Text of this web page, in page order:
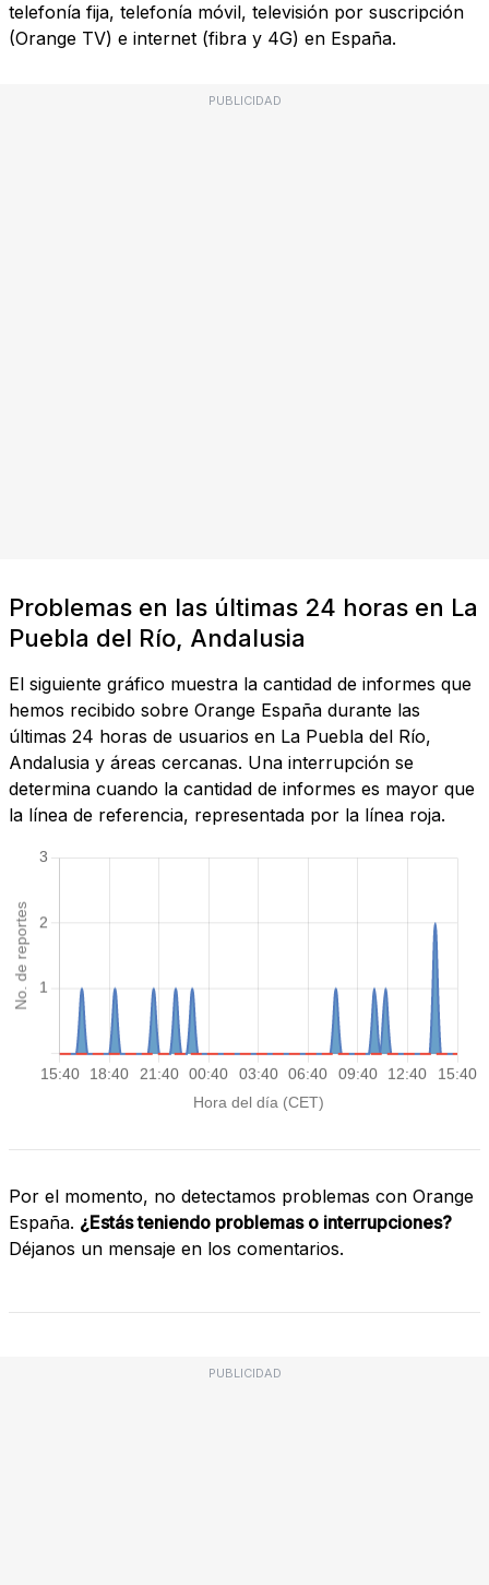
telefonía fija, telefonía móvil, televisión por suscripción
(Orange TV) e internet (fibra y 4G) en España.
PUBLICIDAD
Problemas en las últimas 24 horas en La
Puebla del Río, Andalusia
El siguiente gráfico muestra la cantidad de informes que
hemos recibido sobre Orange España durante las
últimas 24 horas de usuarios en La Puebla del Río,
Andalusia y áreas cercanas. Una interrupción se
determina cuando la cantidad de informes es mayor que
la línea de referencia, representada por la línea roja.
Por el momento, no detectamos problemas con Orange
España. ¿Estás teniendo problemas o interrupciones?
Déjanos un mensaje en los comentarios.
PUBLICIDAD